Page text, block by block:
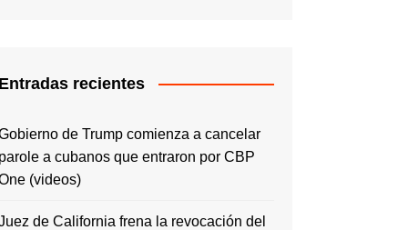
Entradas recientes
de Trump comienza a cancelar
parole a cubanos que entraron por CBP
(videos)
de California frena la revocación del